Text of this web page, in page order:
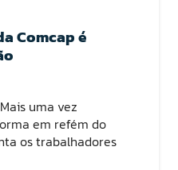
Comcap é
uma vez
em refém do
os trabalhadores